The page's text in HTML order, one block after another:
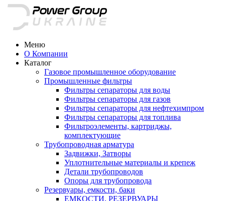
Меню
О Компании
Каталог
Газовое промышленное оборудование
Промышленные фильтры
Фильтры сепараторы для воды
Фильтры сепараторы для газов
Фильтры сепараторы для нефтехимпром
Фильтры сепараторы для топлива
Фильтроэлементы, картриджы,
комплектующие
Трубопроводная арматура
Задвижки, Затворы
Уплотнительные материалы и крепеж
Детали трубопроводов
Опоры для трубопровода
Резервуары, емкости, баки
ЕМКОСТИ, РЕЗЕРВУАРЫ